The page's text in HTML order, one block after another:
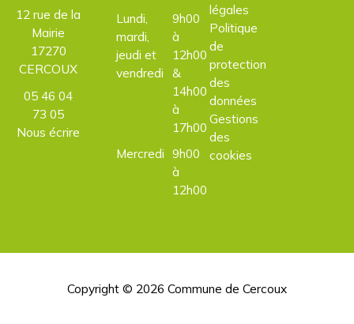
12 rue de la
Mairie
17270
CERCOUX
05 46 04
73 05
Nous écrire
Lundi,
mardi,
jeudi et
vendredi
9h00
à
12h00
&
14h00
à
17h00
Mercredi 9h00
à
12h00
légales
Politique
de
protection
des
données
Gestions
des
cookies
Copyright © 2026 Commune de Cercoux